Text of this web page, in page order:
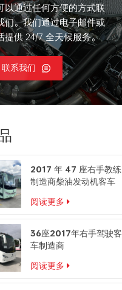
以通过任何方便的方式联
们。我们通过电子邮件或
提供 24/7 全天候服务。
联系我们
2017 年 47 座右手教练
制造商柴油发动机客车
阅读更多
36座2017年右手驾驶客
车制造商
阅读更多